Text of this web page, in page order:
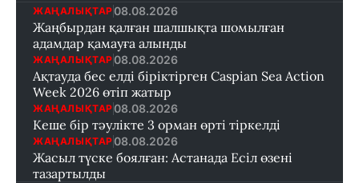
ЖАҢАЛЫҚТАР 08.08.2026
Жаңбырдан қалған шалшықта шомылған
адамдар қамауға алынды
ЖАҢАЛЫҚТАР 08.08.2026
Ақтауда бес елді біріктірген Caspian Sea Action
Week 2026 өтіп жатыр
ЖАҢАЛЫҚТАР 08.08.2026
Кеше бір тәулікте 3 орман өрті тіркелді
ЖАҢАЛЫҚТАР 08.08.2026
Жасыл түске боялған: Астанада Есіл өзені
тазартылды